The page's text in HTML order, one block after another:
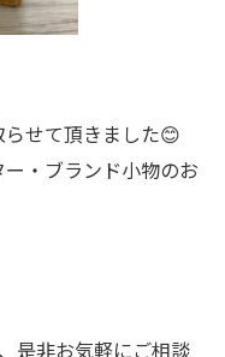
らせて頂きました😊
ー・ブランド小物のお
是非お気軽にご相談